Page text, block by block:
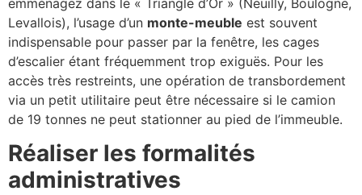
Levallois), l’usage d’un monte-meuble est souvent
indispensable pour passer par la fenêtre, les cages
d’escalier étant fréquemment trop exiguës. Pour les
accès très restreints, une opération de transbordement
via un petit utilitaire peut être nécessaire si le camion
de 19 tonnes ne peut stationner au pied de l’immeuble.
Réaliser les formalités
administratives